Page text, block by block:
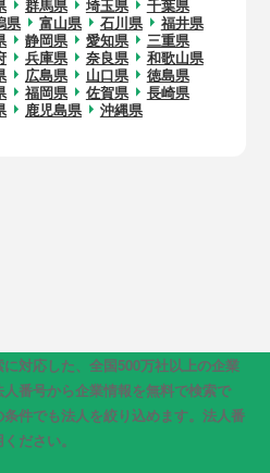
群馬県 埼玉県
千葉県
県 富山県 石川県
福井県
静岡県 愛知県
三重県
兵庫県 奈良県
和歌山県
広島県 山口県
徳島県
福岡県 佐賀県
長崎県
鹿児島県 沖縄県
対応した、全国500万社以上の企業
番号から企業情報を無料で検索で
件でも法人を絞り込めます。法人番
ださい。